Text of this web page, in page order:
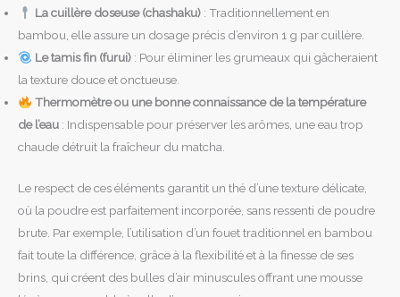
La cuillère doseuse (chashaku): Traditionnellement en
bambou, elle assure un dosage précis d’environ 1 g par cuillère.
Le tamis fin (furui): Pour éliminer les grumeaux qui gâcheraient
la texture douce et onctueuse.
Thermomètre ou une bonne connaissance de la température
de l’eau : Indispensable pour préserver les arômes, une eau trop
chaude détruit la fraîcheur du matcha.
Le respect de ces éléments garantit un thé d’une texture délicate,
où la poudre est parfaitement incorporée, sans ressenti de poudre
brute. Par exemple, l’utilisation d’un fouet traditionnel en bambou
fait toute la différence, grâce à la flexibilité et à la finesse de ses
brins, qui créent des bulles d’air minuscules offrant une mousse